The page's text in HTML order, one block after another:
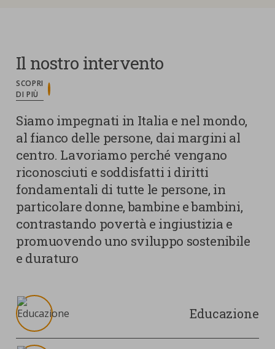
Il nostro intervento
SCOPRI
DI PIÙ
Siamo impegnati in Italia e nel mondo,
al fianco delle persone, dai margini al
centro. Lavoriamo perché vengano
riconosciuti e soddisfatti i diritti
fondamentali di tutte le persone, in
particolare donne, bambine e bambini,
contrastando povertà e ingiustizia e
promuovendo uno sviluppo sostenibile
e duraturo
Educazione